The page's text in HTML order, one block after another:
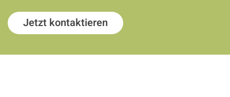
Jetzt kontaktieren